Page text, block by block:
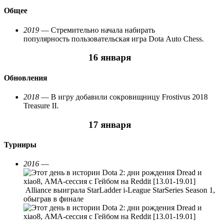
Общее
2019 — Стремительно начала набирать
популярность пользовательская игра Dota Auto Chess.
16 января
Обновления
2018 — В игру добавили сокровищницу Frostivus 2018
Treasure II.
17 января
Турниры
2016 —
Alliance выиграла StarLadder i-League StarSeries Season 1,
обыграв в финале